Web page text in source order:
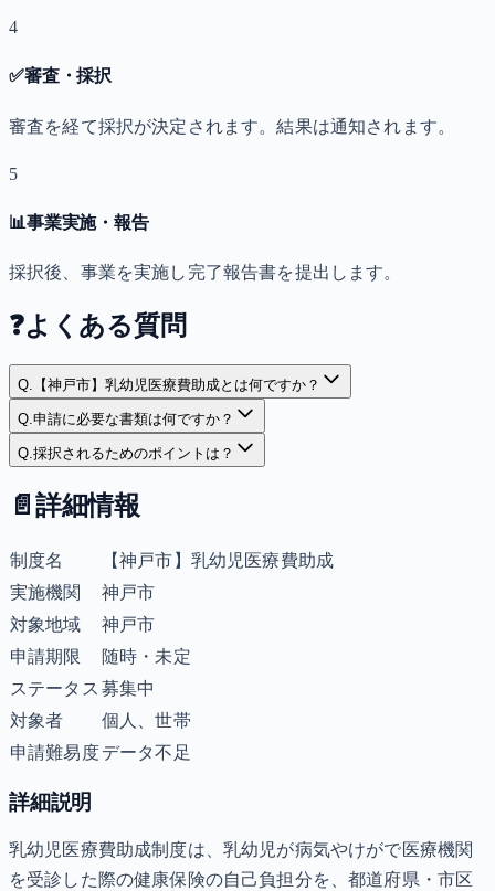
4
✅審査・採択
審査を経て採択が決定されます。結果は通知されます。
5
📊事業実施・報告
採択後、事業を実施し完了報告書を提出します。
❓よくある質問
Q. 【神戸市】乳幼児医療費助成とは何ですか？
Q.申請に必要な書類は何ですか？
Q.採択されるためのポイントは？
📄 詳細情報
制度名
【神戸市】乳幼児医療費助成
実施機関
神戸市
対象地域
神戸市
申請期限
随時・未定
ステータス 募集中
対象者
個人、世帯
申請難易度データ不足
詳細説明
乳幼児医療費助成制度は、乳幼児が病気やけがで医療機関
を受診した際の健康保険の自己負担分を、都道府県・市区